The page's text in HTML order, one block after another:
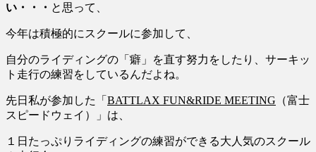
い・・・ と思って、
今年は積極的にスクールに参加して、
自分のライディングの「癖」を直す努力をしたり、サーキッ
ト走行の練習をしているんだよね。
先日私が参加した「 BATTLAX FUN&RIDE MEETING （富士
スピードウェイ）」は、
１日たっぷりライディングの練習ができる大人気のスクール